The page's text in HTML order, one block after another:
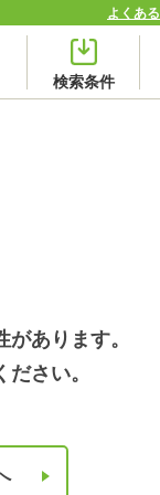
よくあ
検索条件
あります。
さい。